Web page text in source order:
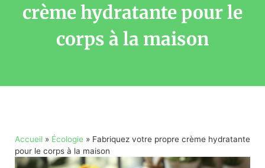
crème hydratante pour le
corps à la maison
Accueil » Écologie » Fabriquez votre propre crème hydratante
pour le corps à la maison